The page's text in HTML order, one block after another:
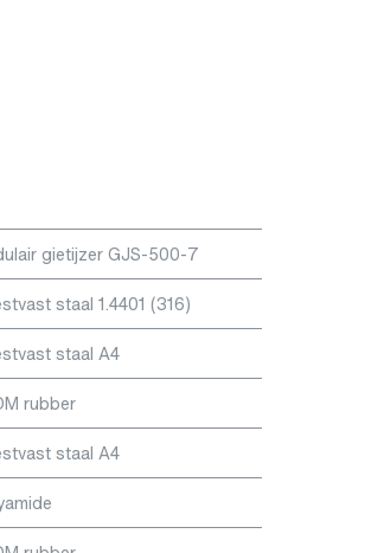
gietijzer GJS-500-7
staal 1.4401 (316)
staal A4
rubber
staal A4